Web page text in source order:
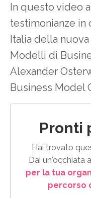
In questo video
testimonianze in
Italia della
Modelli di
Alexander
Business Model
Pronti
Hai trovato
Dai un'occhiata
per la tua
percorso